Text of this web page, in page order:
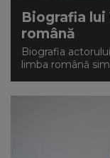
Biografia lui
română
Biografia
limba română